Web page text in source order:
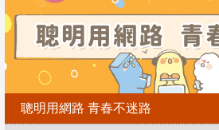
聰明用網路 青春不迷路